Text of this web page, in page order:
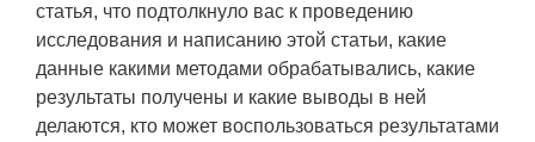
статья, что подтолкнуло вас к проведению
исследования и написанию этой статьи, какие
данные какими методами обрабатывались, какие
результаты получены и какие выводы в ней
делаются, кто может воспользоваться результатами